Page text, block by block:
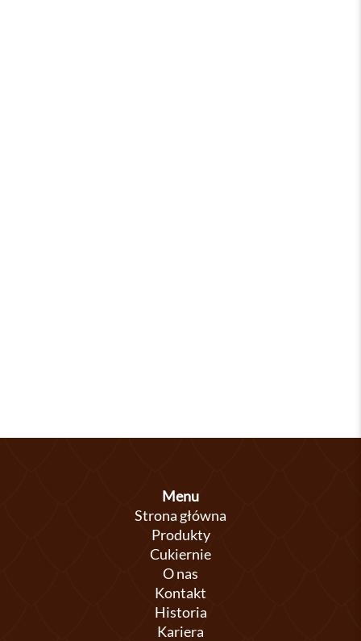
Menu
Strona główna
Produkty
Cukiernie
O nas
Kontakt
Historia
Kariera